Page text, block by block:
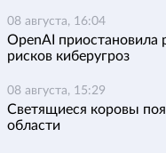
08 августа, 16:04
OpenAI приостановила
рисков киберугроз
08 августа, 15:29
Светящиеся коровы
области